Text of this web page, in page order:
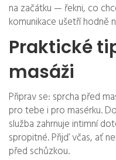
na začátku — řekni, co
komunikace ušetří hodně
Praktické
masáži
Připrav se: sprcha před
pro tebe i pro masérku.
služba zahrnuje intimní
spropitné. Přijď včas, ať
před schůzkou.